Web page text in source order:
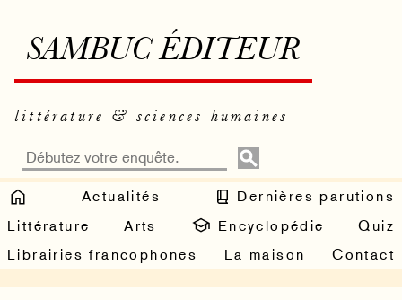
SAMBUC ÉDITEUR
littérature & sciences humaines
Actualités
Dernières parutions
Littérature
Arts Encyclopédie
Quiz
Librairies francophones
La maison Contact